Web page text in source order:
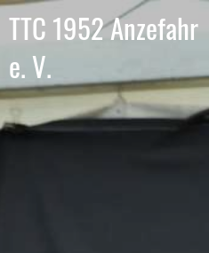
TTC 1952 Anzefahr
e. V.